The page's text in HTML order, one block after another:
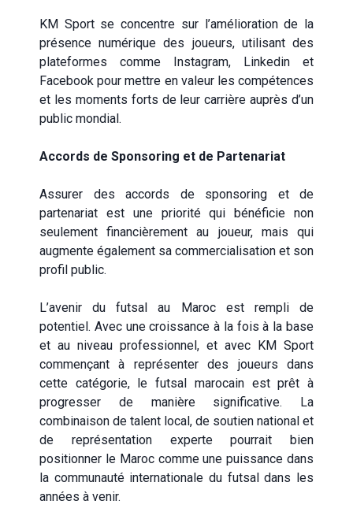
KM Sport se concentre sur l’amélioration de la
présence numérique des joueurs, utilisant des
plateformes comme
Instagram, Linkedin et
Facebook pour mettre en valeur les compétences
et les moments forts de leur carrière auprès d’un
public mondial.
Accords de Sponsoring et de Partenariat
Assurer des accords de sponsoring et de
partenariat est une priorité qui bénéficie non
seulement financièrement au joueur, mais qui
augmente également sa commercialisation et son
profil public.
L’avenir du futsal au Maroc est rempli de
potentiel. Avec une croissance à la fois à la base
et au niveau professionnel, et avec KM Sport
commençant à représenter des joueurs dans
cette catégorie, le futsal marocain est prêt à
progresser de manière significative. La
combinaison de talent local, de soutien national et
de représentation experte pourrait bien
positionner le Maroc comme une puissance dans
la communauté internationale du futsal dans les
années à venir.